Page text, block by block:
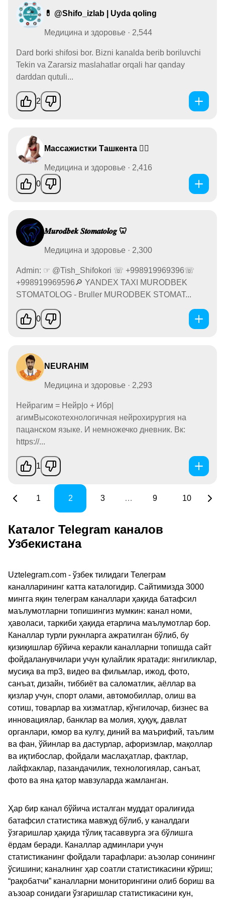
💊 @Shifo_izlab | Uyda qoling
Медицина и здоровье · 2,544
Dard borki shifosi bor. Bizni kanalda berib boriluvchi
Tekin va Zararsiz maslahatlar orqali har qanday
darddan qutuli...
2
Массажистки Ташкента 💆‍♀️
Медицина и здоровье · 2,416
0
𝑴𝒖𝒓𝒐𝒅𝒃𝒆𝒌 𝑺𝒕𝒐𝒎𝒂𝒕𝒐𝒍𝒐𝒈 🦷
Медицина и здоровье · 2,300
Admin: ☞ @Tish_Shifokori ☏ +998919969396☏
+998919969596🔎 YANDEX TAXI MURODBEK
STOMATOLOG - Bruller MURODBEK STOMAT...
0
NEURAHIM
Медицина и здоровье · 2,293
Нейрагим = Нейр|о + Ибр|
агимВысокотехнологичная нейрохирургия на
пацанском языке. И немножечко дневник. Вк:
https://...
1
1 2 3 … 9 10
Каталог Telegram каналов
Узбекистана
Uztelegram.com - ўзбек тилидаги Телеграм
каналларининг катта каталогидир. Сайтимизда 3000
мингга яқин телеграм каналлари ҳақида батафсил
маълумотларни топишингиз мумкин: канал номи,
ҳаволаси, таркиби ҳақида етарлича маълумотлар бор.
Каналлар турли рукнларга ажратилган бўлиб, бу
қизиқишлар бўйича керакли каналларни топишда сайт
фойдаланувчилари учун қулайлик яратади: янгиликлар,
мусиқа ва mp3, видео ва фильмлар, ижод, фото,
санъат, дизайн, тиббиёт ва саломатлик, аёллар ва
қизлар учун, спорт олами, автомобиллар, олиш ва
сотиш, товарлар ва хизматлар, кўнгилочар, бизнес ва
инновациялар, банклар ва молия, ҳуқуқ, давлат
органлари, юмор ва кулгу, диний ва маърифий, таълим
ва фан, ўйинлар ва дастурлар, афоризмлар, мақоллар
ва иқтибослар, фойдали маслаҳатлар, фактлар,
лайфхаклар, пазандачилик, технологиялар, санъат,
фото ва яна қатор мавзуларда жамланган.
Ҳар бир канал бўйича исталган муддат оралиғида
батафсил статистика мавжуд бўлиб, у каналдаги
ўзгаришлар ҳақида тўлиқ тасаввурга эга бўлишга
ёрдам беради. Каналлар админлари учун
статистиканинг фойдали тарафлари: аъзолар сонининг
ўсишини; каналнинг ҳар соатли статистикасини кўриш;
“рақобатчи” каналларни мониторингини олиб бориш ва
аъзоар сонидаги ўзгаришлар статистикасини кун,